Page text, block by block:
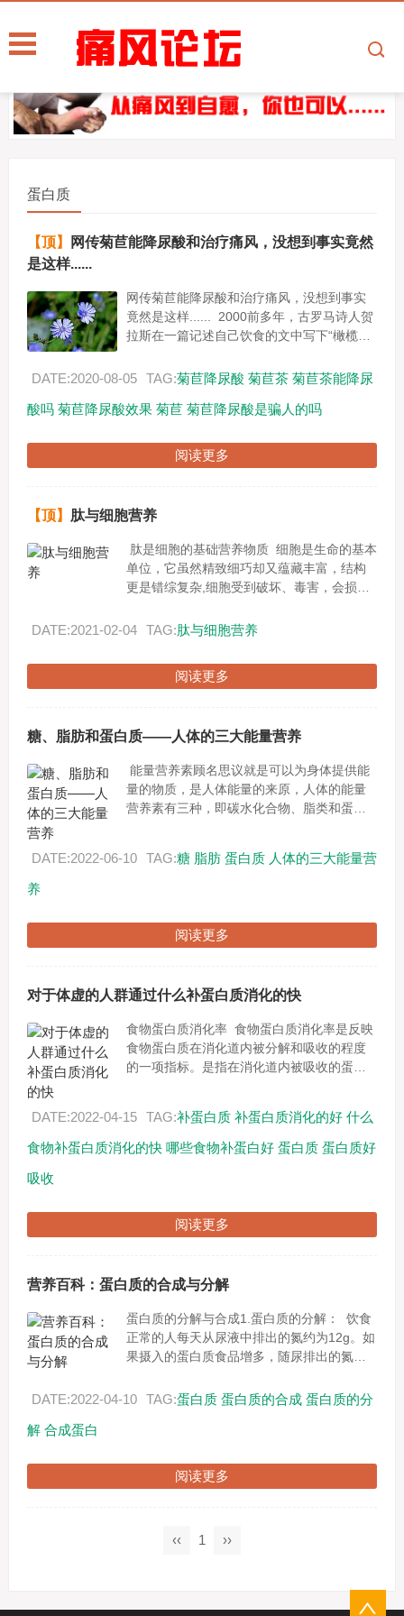
蛋白质
【顶】
网传菊苣能降尿酸和治疗痛风，没想到事实竟然
是这样......
网传菊苣能降尿酸和治疗痛风，没想到事实
竟然是这样...... 2000前多年，古罗马诗人贺
拉斯在一篇记述自己饮食的文中写下“橄榄、
食...
DATE:2020-08-05 TAG:菊苣降尿酸 菊苣茶 菊苣茶能降尿
酸吗 菊苣降尿酸效果 菊苣 菊苣降尿酸是骗人的吗
阅读更多
【顶】 肽与细胞营养
肽是细胞的基础营养物质 细胞是生命的基本
单位，它虽然精致细巧却又蕴藏丰富，结构
更是错综复杂,细胞受到破坏、毒害，会损害
就是--------...
DATE:2021-02-04 TAG:肽与细胞营养
阅读更多
糖、脂肪和蛋白质——人体的三大能量营养
能量营养素顾名思议就是可以为身体提供能
量的物质，是人体能量的来原，人体的能量
营养素有三种，即碳水化合物、脂类和蛋白
DATE:2022-06-10 TAG:糖 脂肪 蛋白质 人体的三大能量营
养
阅读更多
对于体虚的人群通过什么补蛋白质消化的快
食物蛋白质消化率 食物蛋白质消化率是反映
食物蛋白质在消化道内被分解和吸收的程度
的一项指标。是指在消化道内被吸收的蛋白
DATE:2022-04-15 TAG:补蛋白质 补蛋白质消化的好 什么
食物补蛋白质消化的快 哪些食物补蛋白好 蛋白质 蛋白质好
吸收
阅读更多
营养百科：蛋白质的合成与分解
蛋白质的分解与合成1.蛋白质的分解： 饮食
正常的人每天从尿液中排出的氮约为12g。如
果摄入的蛋白质食品增多，随尿排出的氮也
氮也会减少。完全不摄入蛋白质...
DATE:2022-04-10 TAG:蛋白质 蛋白质的合成 蛋白质的分
解 合成蛋白
阅读更多
‹‹ 1 ››